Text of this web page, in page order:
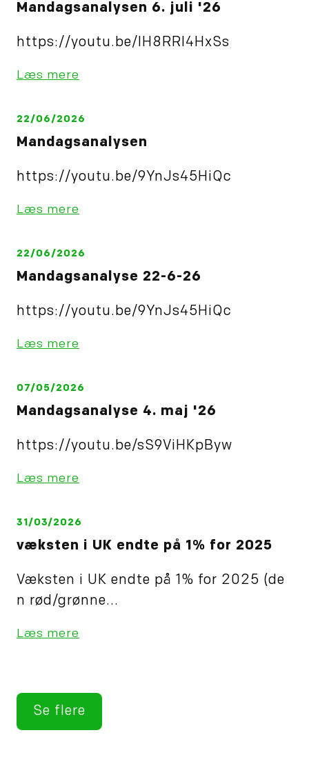
godkendte
Mandagsanalysen 6. juli '26
https://youtu.be/IH8RRl4HxSs
Læs mere
22/06/2026
Mandagsanalysen
https://youtu.be/9YnJs45HiQc
Læs mere
22/06/2026
Mandagsanalyse 22-6-26
https://youtu.be/9YnJs45HiQc
Læs mere
07/05/2026
Mandagsanalyse 4. maj '26
https://youtu.be/sS9ViHKpByw
Læs mere
31/03/2026
væksten i UK endte på 1% for 2025
Væksten i UK endte på 1% for 2025 (de
n rød/grønne...
Læs mere
Se flere